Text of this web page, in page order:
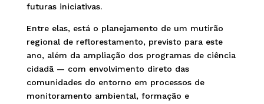
futuras iniciativas.
Entre elas, está o planejamento de um mutirão
regional de reflorestamento, previsto para este
ano, além da ampliação dos programas de ciência
cidadã — com envolvimento direto das
comunidades do entorno em processos de
monitoramento ambiental, formação e